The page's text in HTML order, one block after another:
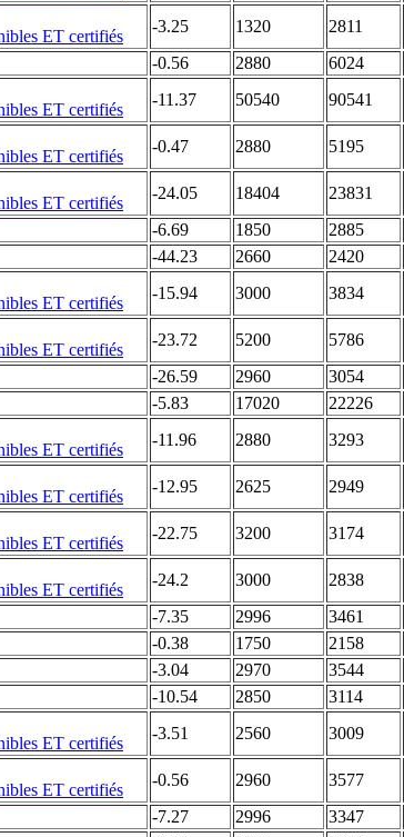
-3.25 1320 2811
-0.56 2880 6024
-11.37 50540 90541
-0.47 2880 5195
-24.05 18404 23831
-6.69 1850 2885
-44.23 2660 2420
-15.94 3000 3834
-23.72 5200 5786
-26.59 2960 3054
-5.83 17020 22226
-11.96 2880 3293
-12.95 2625 2949
-22.75 3200 3174
-24.2 3000 2838
-7.35 2996 3461
-0.38 1750 2158
-3.04 2970 3544
-10.54 2850 3114
-3.51 2560 3009
-0.56 2960 3577
-7.27 2996 3347